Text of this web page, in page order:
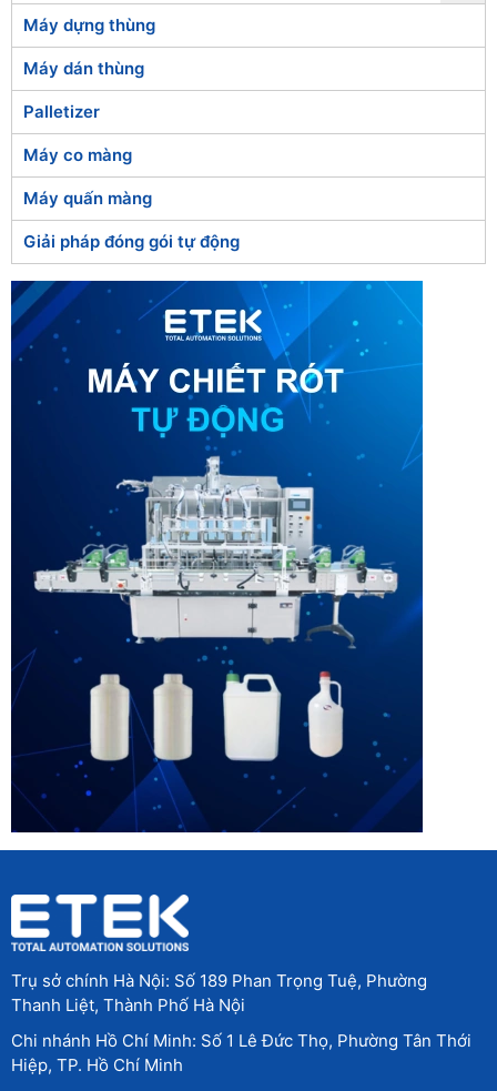
Máy dựng thùng
Máy dán thùng
Palletizer
Máy co màng
Máy quấn màng
Giải pháp đóng gói tự động
Trụ sở chính Hà Nội: Số 189 Phan Trọng Tuệ, Phường
Thanh Liệt, Thành Phố Hà Nội
Chi nhánh Hồ Chí Minh: Số 1 Lê Đức Thọ, Phường Tân Thới
Hiệp, TP. Hồ Chí Minh